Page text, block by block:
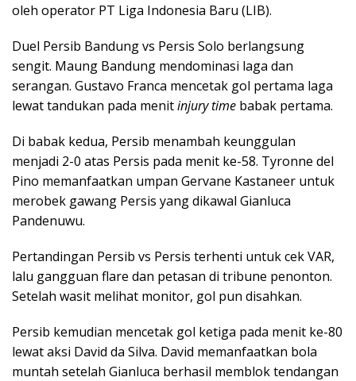
oleh operator PT Liga Indonesia Baru (LIB).
Duel Persib Bandung vs Persis Solo berlangsung
sengit. Maung Bandung mendominasi laga dan
serangan. Gustavo Franca mencetak gol pertama laga
lewat tandukan pada menitinjury time babak pertama.
Di babak kedua, Persib menambah keunggulan
menjadi 2-0 atas Persis pada menit ke-58. Tyronne del
Pino memanfaatkan umpan Gervane Kastaneer untuk
merobek gawang Persis yang dikawal Gianluca
Pandenuwu.
Pertandingan Persib vs Persis terhenti untuk cek VAR,
lalu gangguan flare dan petasan di tribune penonton.
Setelah wasit melihat monitor, gol pun disahkan.
Persib kemudian mencetak gol ketiga pada menit ke-80
lewat aksi David da Silva. David memanfaatkan bola
muntah setelah Gianluca berhasil memblok tendangan